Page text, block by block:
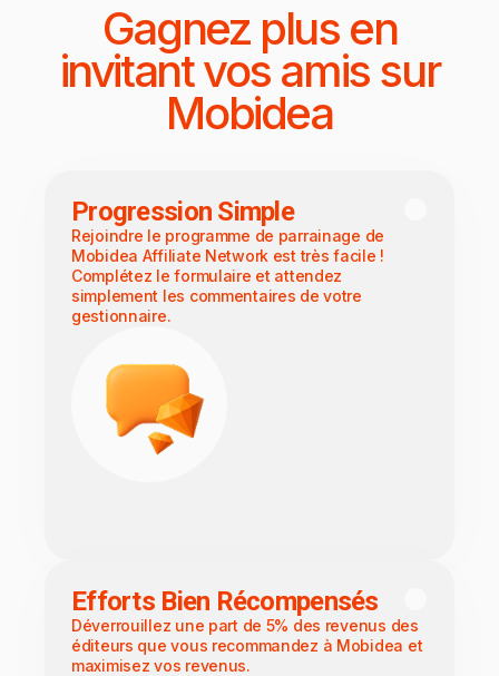
Gagnez plus en
invitant vos amis sur
Mobidea
Progression Simple
Rejoindre le programme de parrainage de
Mobidea Affiliate Network est très facile !
Complétez le formulaire et attendez
simplement les commentaires de votre
gestionnaire.
Efforts Bien Récompensés
Déverrouillez une part de 5% des revenus des
éditeurs que vous recommandez à Mobidea et
maximisez vos revenus.